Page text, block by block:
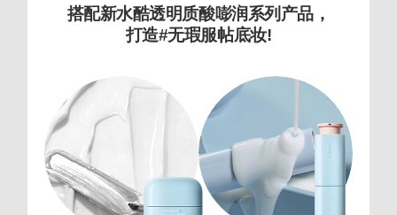
搭配新水酷透明质酸嘭润系列产品，
打造#无瑕服帖底妆!